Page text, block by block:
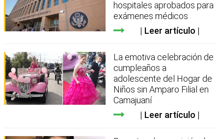
hospitales aprobados para
exámenes médicos
Leer artículo
La emotiva celebración de
cumpleaños a
adolescente del Hogar de
Niños sin Amparo Filial en
Camajuaní
Leer artículo